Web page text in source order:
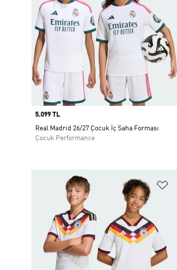
Price
5.099 TL
Real Madrid 26/27 Çocuk İç Saha Forması
Çocuk Performance